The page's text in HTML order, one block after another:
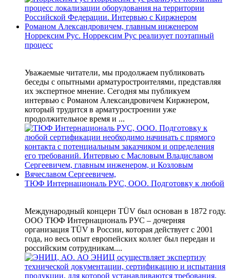
Норрексим Рус. Норрексим Рус реализует поэтапный
процесс
Уважаемые читатели, мы продолжаем публиковать
беседы с опытными арматуростроителями, представляя
их экспертное мнение. Сегодня мы публикуем
интервью с Романом Александровичем Киржнером,
который трудится в арматуростроении уже
продолжительное время и ...
ТЮФ Интернациональ РУС, ООО. Подготовку к любой
Международный концерн TÜV был основан в 1872 году.
ООО ТЮФ Интернациональ РУС – дочерняя
организация TÜV в России, которая действует с 2001
года, но весь опыт европейских коллег был передан и
российским сотрудникам....